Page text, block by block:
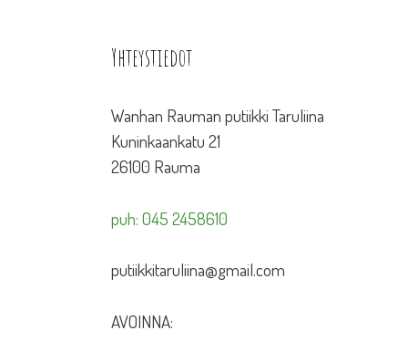
Yhteystiedot
Wanhan Rauman putiikki Taruliina
Kuninkaankatu 21
26100 Rauma
puh: 045 2458610
putiikkitaruliina@gmail.com
AVOINNA: